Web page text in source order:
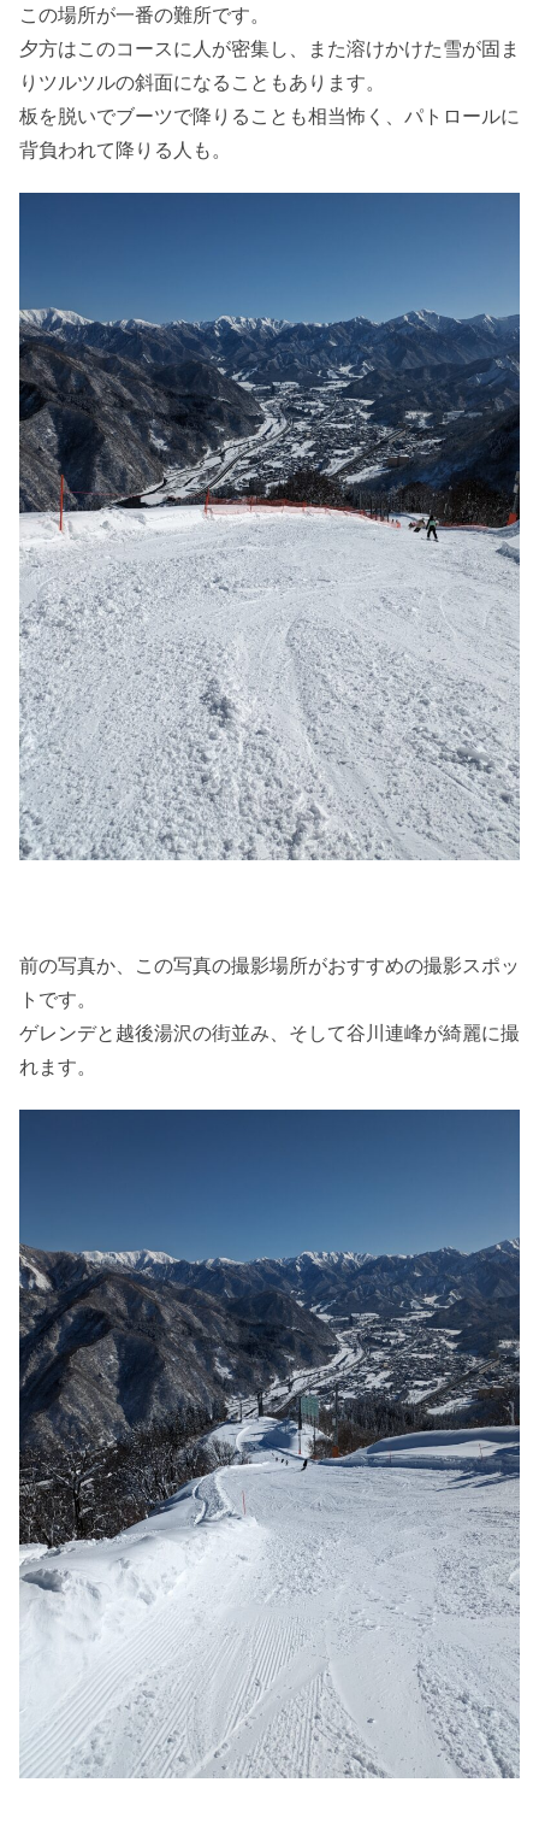
この場所が一番の難所です。
夕方はこのコースに人が密集し、また溶けかけた雪が固ま
りツルツルの斜面になることもあります。
板を脱いでブーツで降りることも相当怖く、パトロールに
背負われて降りる人も。
前の写真か、この写真の撮影場所がおすすめの撮影スポッ
トです。
ゲレンデと越後湯沢の街並み、そして谷川連峰が綺麗に撮
れます。